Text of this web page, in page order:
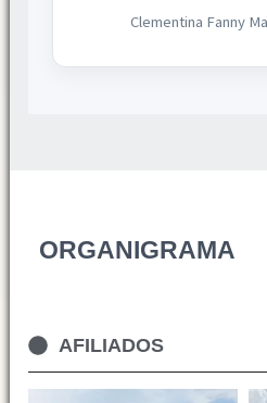
Clementina Fanny
ORGANIGRAMA
AFILIADOS